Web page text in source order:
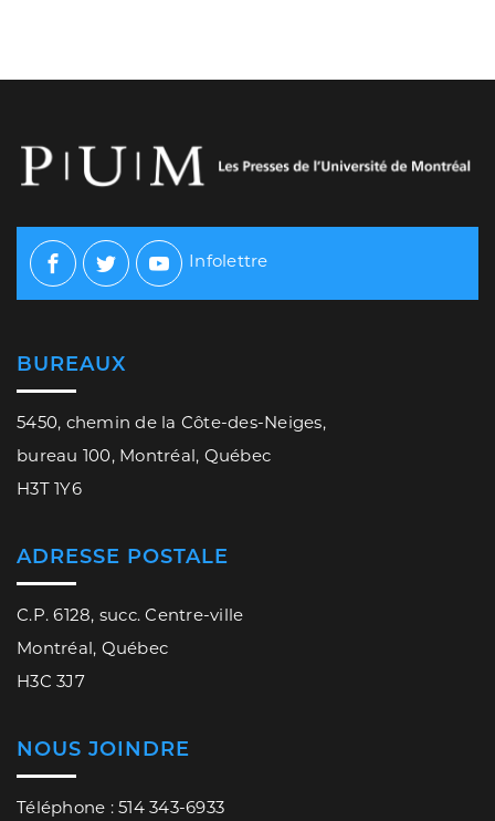
Facebook
TwitterYoutube
Infolettre
BUREAUX
5450, chemin de la Côte-des-Neiges,
bureau 100, Montréal, Québec
H3T 1Y6
ADRESSE POSTALE
C.P. 6128, succ. Centre-ville
Montréal, Québec
H3C 3J7
NOUS JOINDRE
Téléphone : 514 343-6933